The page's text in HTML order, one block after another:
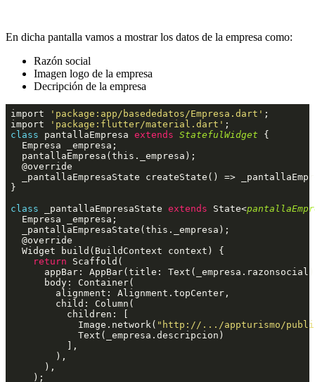
En dicha pantalla vamos a mostrar los datos de la empresa como:
Razón social
Imagen logo de la empresa
Decripción de la empresa
import 'package:app/basededatos/Empresa.dart' ;
import
'package:flutter/material.dart'
class
pantallaEmpresa extends StatefulWidget {
  Empresa _empresa;
  pantallaEmpresa(this._empresa);
  @override
_pantallaEmpresaState createState() =>
}
class
_pantallaEmpresaState extends State<
  Empresa _empresa;
  _pantallaEmpresaState(this._empresa);
  @override
  Widget build(BuildContext context) {
return Scaffold(
appBar: AppBar(title:
      body: Container(
        alignment: Alignment.topCenter,
        child: Column(
          children: [
            Image.network(
"http://.../appturismo/
            Text(_empresa.descripcion)
          ],
        ),
      ),
    );